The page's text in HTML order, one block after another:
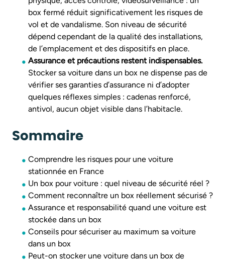
box fermé réduit significativement les risques de
vol et de vandalisme. Son niveau de sécurité
dépend cependant de la qualité des installations,
de l’emplacement et des dispositifs en place.
Assurance et précautions restent indispensables.
Stocker sa voiture dans un box ne dispense pas de
vérifier ses garanties d’assurance ni d’adopter
quelques réflexes simples : cadenas renforcé,
antivol, aucun objet visible dans l’habitacle.
Sommaire
Comprendre les risques pour une voiture
stationnée en France
Un box pour voiture : quel niveau de sécurité réel ?
Comment reconnaître un box réellement sécurisé ?
Assurance et responsabilité quand une voiture est
stockée dans un box
Conseils pour sécuriser au maximum sa voiture
dans un box
Peut-on stocker une voiture dans un box de